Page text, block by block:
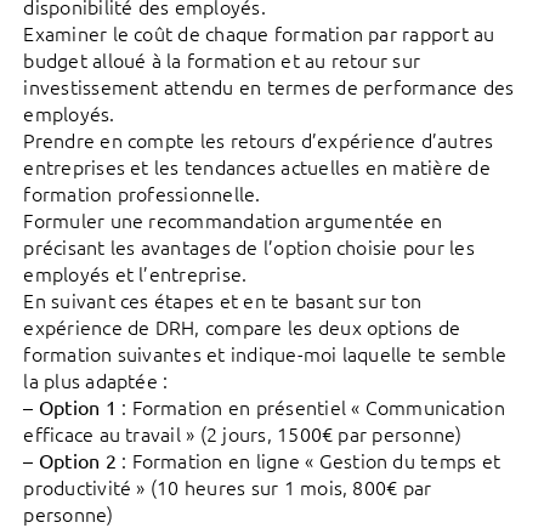
disponibilité des employés.
Examiner le coût de chaque formation par rapport au
budget alloué à la formation et au retour sur
investissement attendu en termes de performance des
employés.
Prendre en compte les retours d’expérience d’autres
entreprises et les tendances actuelles en matière de
formation professionnelle.
Formuler une recommandation argumentée en
précisant les avantages de l’option choisie pour les
employés et l’entreprise.
En suivant ces étapes et en te basant sur ton
expérience de DRH, compare les deux options de
formation suivantes et indique-moi laquelle te semble
la plus adaptée :
– Option 1 : Formation en présentiel « Communication
efficace au travail » (2 jours, 1500€ par personne)
– Option 2 : Formation en ligne « Gestion du temps et
productivité » (10 heures sur 1 mois, 800€ par
personne)